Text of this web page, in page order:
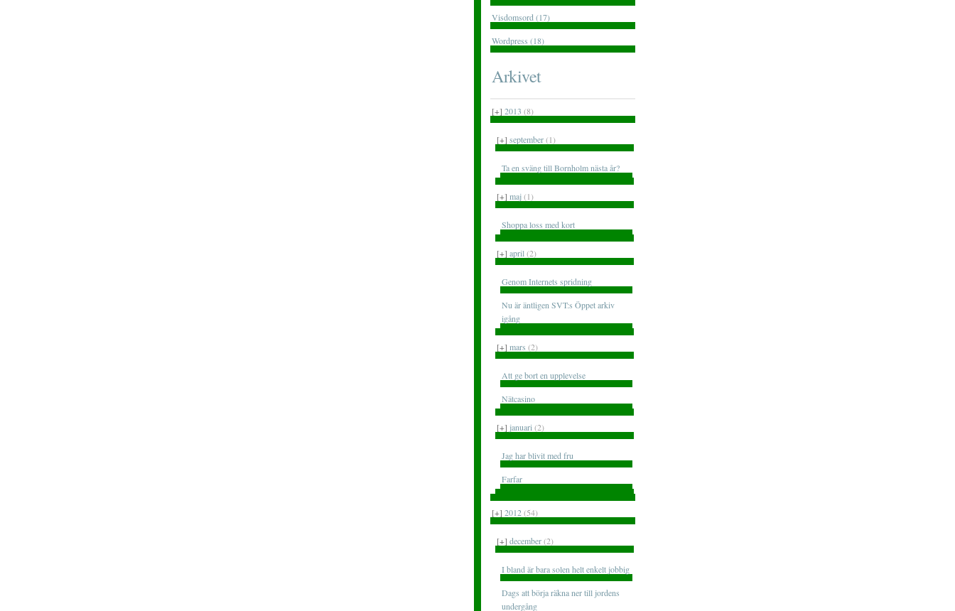
Visdomsord (17)
Wordpress (18)
Arkivet
[+] 2013 (8)
[+] september(1)
Ta en sväng till Bornholm nästa år?
[+] maj(1)
Shoppa loss med kort
[+] april (2)
Genom Internets spridning
Nu är äntligen SVT:s Öppet arkiv
igång
[+] mars (2)
Att ge bort en upplevelse
Nätcasino
[+] januari (2)
Jag har blivit med fru
Farfar
[+] 2012(54)
[+] december(2)
I bland är bara solen helt enkelt jobbig
Dags att börja räkna ner till jordens
undergång